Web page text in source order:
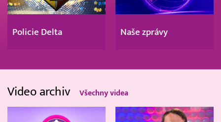
Policie Delta Naše zprávy
Video archiv Všechny videa